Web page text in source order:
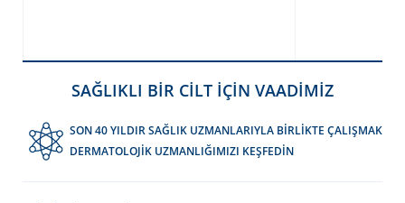
SAĞLIKLI BİR CİLT İÇİN VAADİMİZ
SON 40 YILDIR SAĞLIK UZMANLARIYLA BİRLİKTE ÇALIŞMAK
DERMATOLOJİK UZMANLIĞIMIZI KEŞFEDİN